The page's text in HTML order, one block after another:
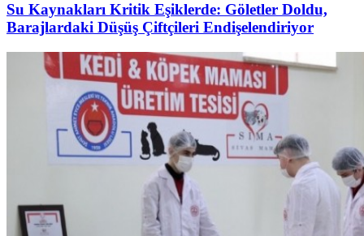
Su Kaynakları Kritik Eşiklerde: Göletler Doldu,
Barajlardaki Düşüş Çiftçileri Endişelendiriyor